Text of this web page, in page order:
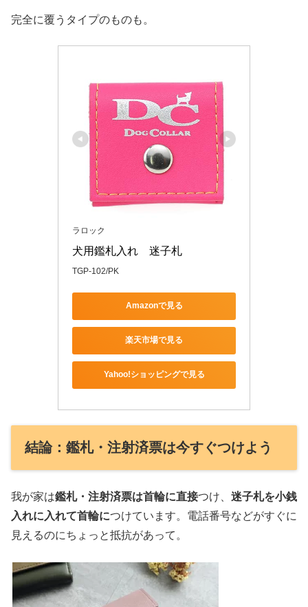
完全に覆うタイプのものも。
ラロック
犬用鑑札入れ　迷子札
TGP-102/PK
Amazonで見る
楽天市場で見る
Yahoo!ショッピングで見る
結論：鑑札・注射済票は今すぐつけよう
我が家は鑑札・注射済票は首輪に直接つけ、 迷子札を小銭
入れに入れて首輪につけています。電話番号などがすぐに
見えるのにちょっと抵抗があって。